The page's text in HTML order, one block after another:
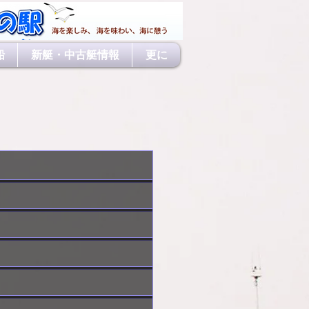
新艇・中古艇情報 更に